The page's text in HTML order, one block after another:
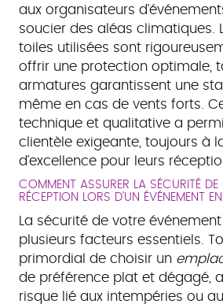
aux organisateurs
soucier des aléas climatiques.
toiles utilisées sont
offrir une protection optimale,
armatures garantissent une
même en cas de vents forts.
technique et qualitative a
clientèle exigeante, toujours à
d'excellence pour leurs
COMMENT ASSURER LA SÉCURITÉ DE
RÉCEPTION LORS D'UN ÉVÉNEMENT
La sécurité de votre
plusieurs facteurs essentiels.
primordial de choisir un
de préférence plat et dégagé,
risque lié aux intempéries ou